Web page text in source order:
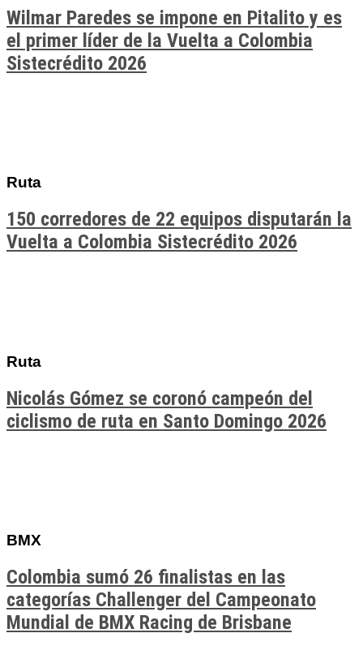
Wilmar Paredes se impone en Pitalito y es
el primer líder de la Vuelta a Colombia
Sistecrédito 2026
Ruta
150 corredores de 22 equipos disputarán la
Vuelta a Colombia Sistecrédito 2026
Ruta
Nicolás Gómez se coronó campeón del
ciclismo de ruta en Santo Domingo 2026
BMX
Colombia sumó 26 finalistas en las
categorías Challenger del Campeonato
Mundial de BMX Racing de Brisbane